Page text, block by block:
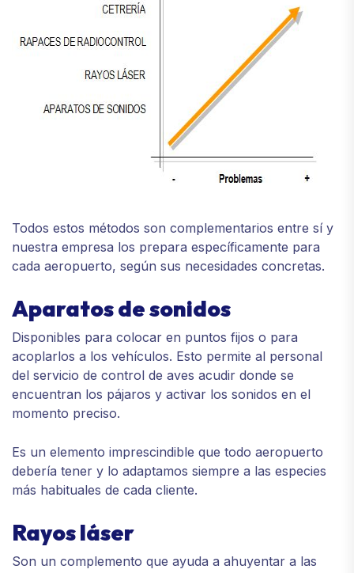
Todos estos métodos son complementarios entre sí y
nuestra empresa los prepara específicamente para
cada aeropuerto, según sus necesidades concretas.
Aparatos de sonidos
Disponibles para colocar en puntos fijos o para
acoplarlos a los vehículos. Esto permite al personal
del servicio de control de aves acudir donde se
encuentran los pájaros y activar los sonidos en el
momento preciso.
Es un elemento imprescindible que todo aeropuerto
debería tener y lo adaptamos siempre a las especies
más habituales de cada cliente.
Rayos láser
Son un complemento que ayuda a ahuyentar a las